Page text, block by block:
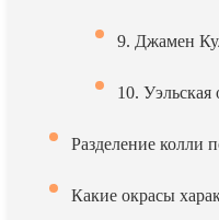
9. Джамен
10. Уэльская
Разделение колли
Какие окрасы